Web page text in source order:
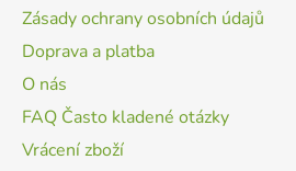
Zásady ochrany osobních údajů
Doprava a platba
O nás
FAQ Často kladené otázky
Vrácení zboží